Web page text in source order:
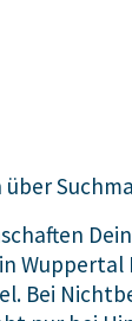
über
Bei